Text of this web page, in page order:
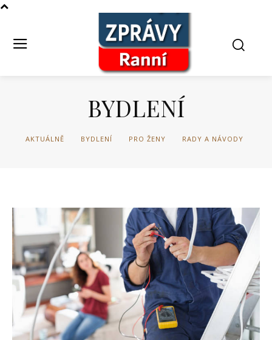
BYDLENÍ
AKTUÁLNĚ BYDLENÍ PRO ŽENY RADY A NÁVODY